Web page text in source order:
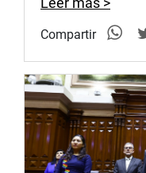
Compartir